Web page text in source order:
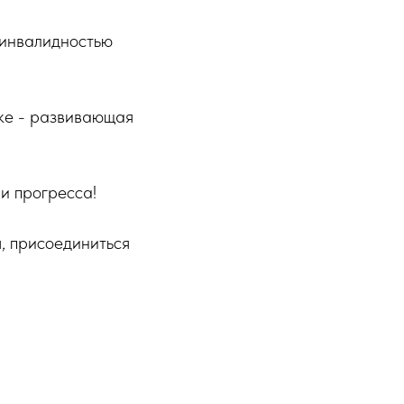
- развивающая
прогресса!
присоединиться